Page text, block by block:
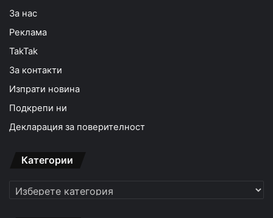
За нас
Реклама
TakTak
За контакти
Изпрати новина
Подкрепи ни
Декларация за поверителност
Категории
Категории